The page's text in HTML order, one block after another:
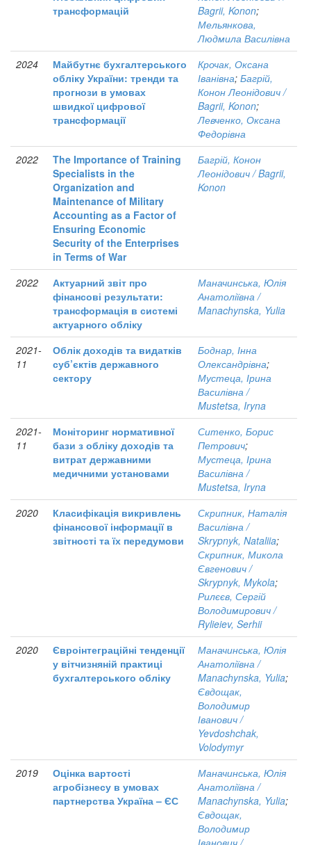
трансформацій
Bagrii, Konon;
Мельянкова,
Людмила Василівна
2024
Майбутнє бухгалтерського
обліку України: тренди та
прогнози в умовах
швидкої цифрової
трансформації
Крочак, Оксана
Іванівна; Багрій,
Конон Леонідович /
Bagrii, Konon;
Левченко, Оксана
Федорівна
2022
The Importance of Training
Specialists in the
Organization and
Maintenance of Military
Accounting as a Factor of
Ensuring Economic
Security of the Enterprises
in Terms of War
Багрій, Конон
Леонідович / Bagrii,
Konon
2022
Актуарний звіт про
фінансові результати:
трансформація в системі
актуарного обліку
Маначинська, Юлія
Анатоліївна /
Manachynska, Yulia
2021-
11
Облік доходів та видатків
суб’єктів державного
сектору
Боднар, Інна
Олександрівна;
Мустеца, Ірина
Василівна /
Mustetsa, Iryna
2021-
11
Моніторинг нормативної
бази з обліку доходів та
витрат державними
медичними установами
Ситенко, Борис
Петрович;
Мустеца, Ірина
Василівна /
Mustetsa, Iryna
2020
Класифікація викривлень
фінансової інформації в
звітності та їх передумови
Скрипник, Наталія
Василівна /
Skrypnyk, Nataliia;
Скрипник, Микола
Євгенович /
Skrypnyk, Mykola;
Рилєєв, Сергій
Володимирович /
Rylieiev, Serhii
2020
Євроінтеграційні тенденції
у вітчизняній практиці
бухгалтерського обліку
Маначинська, Юлія
Анатоліївна /
Manachynska, Yulia;
Євдощак,
Володимир
Іванович /
Yevdoshchak,
Volodymyr
2019
Оцінка вартості
агробізнесу в умовах
партнерства Україна – ЄС
Маначинська, Юлія
Анатоліївна /
Manachynska, Yulia;
Євдощак,
Володимир